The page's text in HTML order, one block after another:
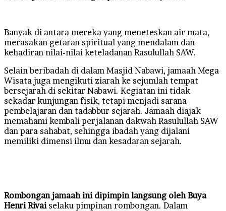
Banyak di antara mereka yang meneteskan air mata,
merasakan getaran spiritual yang mendalam dan
kehadiran nilai-nilai keteladanan Rasulullah SAW.
Selain beribadah di dalam Masjid Nabawi, jamaah Mega
Wisata juga mengikuti ziarah ke sejumlah tempat
bersejarah di sekitar Nabawi. Kegiatan ini tidak
sekadar kunjungan fisik, tetapi menjadi sarana
pembelajaran dan tadabbur sejarah. Jamaah diajak
memahami kembali perjalanan dakwah Rasulullah SAW
dan para sahabat, sehingga ibadah yang dijalani
memiliki dimensi ilmu dan kesadaran sejarah.
Rombongan jamaah ini dipimpin langsung oleh Buya
Henri Rivaiselaku pimpinan rombongan. Dalam